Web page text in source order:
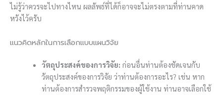
ไม่รู้ว่าควรจะไปทางไหน ผลลัพธ์ที่ได้ก็อาจจะไม่ตรงตามที่ท่านคาด
หวังไว้ครับ
แนวคิดหลักในการเลือกแบบแผนวิจัย
วัตถุประสงค์ของการวิจัย: ก่อนอื่นท่านต้องชัดเจนกับ
วัตถุประสงค์ของการวิจัย ว่าท่านต้องการอะไร? เช่น หาก
ท่านต้องการสำรวจพฤติกรรมของผู้ใช้งาน ท่านอาจเลือกใช้